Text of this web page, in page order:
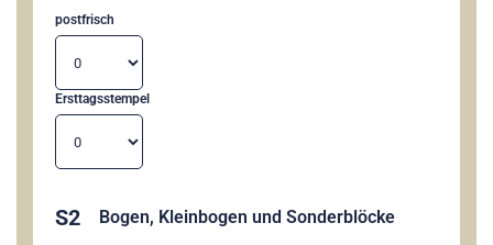
postfrisch
Ersttagsstempel
S2 Bogen, Kleinbogen und Sonderblöcke